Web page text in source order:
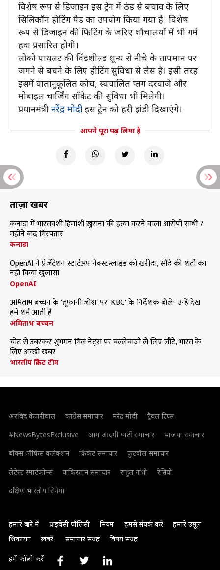
विशेष रूप से डिजाइन इस ट्रेन में ठंड से बचाव के लिए
सिलिकॉन हीटिंग पैड का उपयोग किया गया है। विशेष
रूप से डिजाइन की फिटिंग के जरिए शौचालयों में भी गर्म
हवा प्रसारित होगी।
लोको पायलट की विंडशील्ड शून्य से नीचे के तापमान पर
जमने से बचने के लिए हीटिंग सुविधा से लैस है। इसी तरह
इसमें वातानुकूलित कोच, स्वचालित प्लग दरवाजे और
मोबाइल चार्जिंग सॉकेट की सुविधा भी मिलेगी।
प्रधानमंत्री नरेंद्र मोदी इस ट्रेन को हरी झंडी दिखाएंगे।
आपने पूरा पढ़ लिया है
ताज़ा खबरें
कनाडा में भारतवंशी हिमांशी खुराना की हत्या करने वाला आरोपी साथी 7
महीने बाद गिरफ्तार
कनाडा
OpenAI ने प्रेजेंटेशन स्टार्टअप नेक्स्टस्लाइड को खरीदा, सौदे की शर्तों का
नहीं किया खुलासा
OpenAI
अमिताभ बच्चन के 'तूफानी जोश' पर 'KBC' के निर्देशक बोले- उन्हें देख
हमें शर्म आती है
अमिताभ बच्चन
चोट से उबरकर शुभमन गिल नेट्स पर बल्लेबाजी ले लिए लौटे, भारत के
लिए अच्छी खबर
भारतीय क्रिकेट टीम
अरविंद केजरीवाल कांग्रेस समाचार नरेंद्र मोदी
ट्रैवल टिप्स
#NewsBytesExclusive
आम आदमी पार्टी समाचार
भाजपा समाचार
बॉक्स ऑफिस कलेक्शन
क्रिकेट समाचार
फुटबॉल समाचार
लेटेस्ट स्मार्टफोन्स
पाकिस्तान समाचार राहुल गांधी
रेसिपी
दक्षिण भारतीय सिनेमा
हमारे बारे में प्राइवेसी पॉलिसी नियम हमसे संपर्क करें
हमारे उसूल
शिकायत
खबरें समाचार संग्रह विषय संग्रह
हमें फॉलो करें